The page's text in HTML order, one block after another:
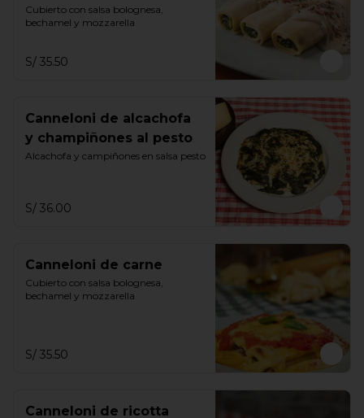
Cubierto con salsa bolognesa,
bechamel y mozzarella
S/ 35.50
Canneloni de alcachofa
y champiñones al pesto
Alcachofa y campiñones en salsa pesto
S/ 36.00
Canneloni de carne
Cubierto con salsa bolognesa,
bechamel y mozzarella
S/ 35.50
Canneloni de ricotta